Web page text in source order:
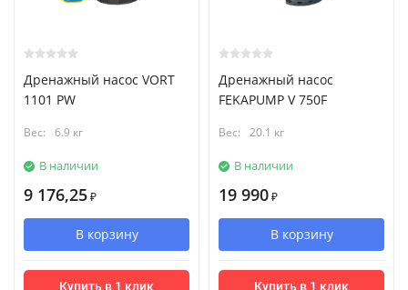
Дренажный насос VORT
1101 PW
Вес: 6.9 кг
В наличии
9 176,25 ₽
В корзину
Купить в 1 клик
Дренажный насос
FEKAPUMP V 750F
Вес: 20.1 кг
В наличии
19 990 ₽
В корзину
Купить в 1 клик